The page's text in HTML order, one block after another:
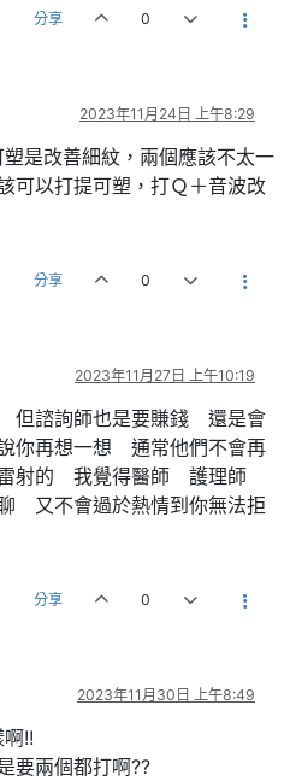
分享 0
2023年11月24日 上午8:29
是改善細紋，兩個應該不太一
可以打提可塑，打Ｑ＋音波改
分享 0
2023年11月27日 上午10:19
但諮詢師也是要賺錢 還是會
你再想一想 通常他們不會再
射的 我覺得醫師 護理師
又不會過於熱情到你無法拒
分享 0
2023年11月30日 上午8:49
!!
要兩個都打啊??